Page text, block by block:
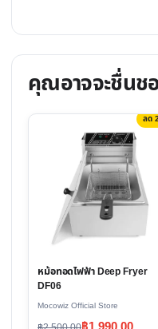
คุณอาจจะชื่น
ลด
หม้อทอดไฟฟ้า Deep Fryer
DF06
Mocowiz Official Store